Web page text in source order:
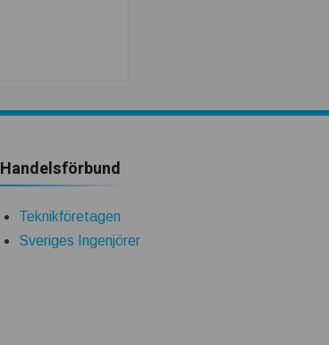
Handelsförbund
Teknikföretagen
Sveriges Ingenjörer